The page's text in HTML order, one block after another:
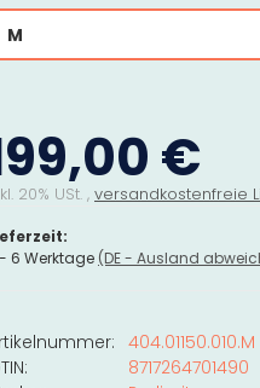
M
€
20% USt. , versandkostenfreie
6 Werktage (DE - Ausland
404.01150.010.M
8717264701490